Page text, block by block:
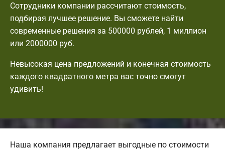
Сотрудники компании рассчитают стоимость,
подбирая лучшее решение. Вы сможете найти
современные решения за 500000 рублей, 1 миллион
или 2000000 руб.
Невысокая цена предложений и конечная стоимость
каждого квадратного метра вас точно смогут
удивить!
Наша компания предлагает выгодные по стоимости